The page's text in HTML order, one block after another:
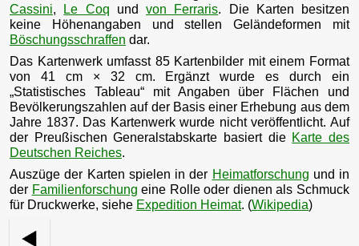
Cassini, Le Coq und von Ferraris. Die Karten besitzen
keine Höhenangaben und stellen Geländeformen mit
Böschungsschraffen dar.
Das Kartenwerk umfasst 85 Kartenbilder mit einem Format
von 41 cm × 32 cm. Ergänzt wurde es durch ein
„Statistisches Tableau“ mit Angaben über Flächen und
Bevölkerungszahlen auf der Basis einer Erhebung aus dem
Jahre 1837. Das Kartenwerk wurde nicht veröffentlicht. Auf
der Preußischen Generalstabskarte basiert die Karte des
Deutschen Reiches.
Auszüge der Karten spielen in der Heimatforschung und in
der Familienforschung eine Rolle oder dienen als Schmuck
für Druckwerke, siehe Expedition Heimat. (Wikipedia)